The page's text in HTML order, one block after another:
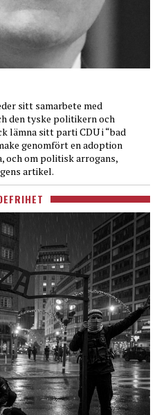
sitt samarbete med
den tyske politikern och
lämna sitt parti CDU i “bad
genomfört en adoption
och om politisk arrogans,
artikel.